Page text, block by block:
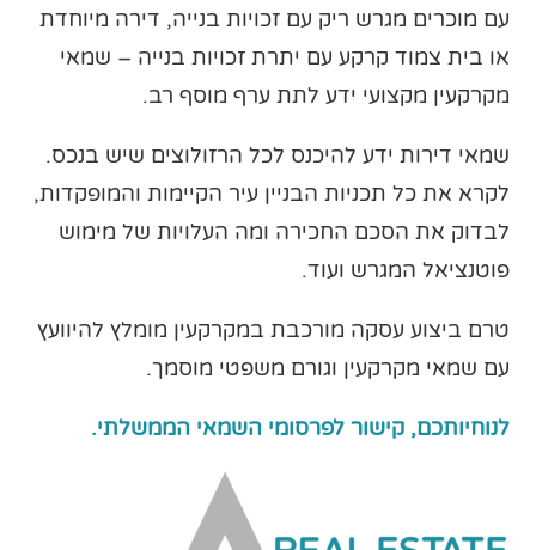
עם מוכרים מגרש ריק עם זכויות בנייה, דירה מיוחדת
או בית צמוד קרקע עם יתרת זכויות בנייה – שמאי
מקרקעין מקצועי ידע לתת ערף מוסף רב.
שמאי דירות ידע להיכנס לכל הרזולוצים שיש בנכס.
לקרא את כל תכניות הבניין עיר הקיימות והמופקדות,
לבדוק את הסכם החכירה ומה העלויות של מימוש
פוטנציאל המגרש ועוד.
טרם ביצוע עסקה מורכבת במקרקעין מומלץ להיוועץ
עם שמאי מקרקעין וגורם משפטי מוסמך.
לנוחיותכם, קישור לפרסומי השמאי הממשלתי.